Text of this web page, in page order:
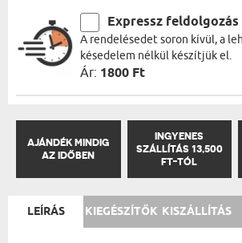
Expressz feldolgozás
A rendelésedet soron kívül, a
késedelem nélkül készítjük el.
Ár: 1800 Ft
AJÁNDÉK MINDIG
AZ IDŐBEN
INGYENES
SZÁLLÍTÁS 13,500
FT-TÓL
LEÍRÁS KIEGÉSZÍTŐK KISZÁLLÍTÁS